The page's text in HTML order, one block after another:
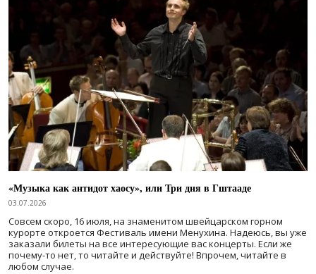
«Музыка как антидот хаосу», или Три дня в Гштааде
03.07.2026
Совсем скоро, 16 июля, на знаменитом швейцарском горном
курорте откроется Фестиваль имени Менухина. Надеюсь, вы уже
заказали билеты на все интересующие вас концерты. Если же
почему-то нет, то читайте и действуйте! Впрочем, читайте в
любом случае.